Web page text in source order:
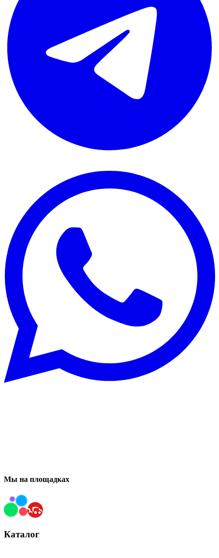
Мы на площадках
Каталог